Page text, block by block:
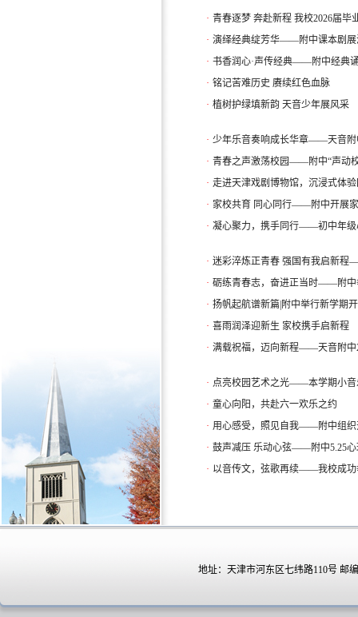
· 青春逐梦 奔赴新程 我校2026届毕
· 演绎经典绽芳华——附中课本剧展
· 书香润心·声传经典——附中经典
· 铭记苦难历史 赓续红色血脉
· 植树护绿填新韵 天音少年展风采
· 少年乐音奏响成长华章——天音附
· 青春之声激荡校园——附中“声动
· 走进天津戏剧博物馆，沉浸式体
· 家校共育 同心同行——附中开展
· 凝心聚力，携手同行——初中年级
· 迷彩淬炼正青春 强国有我启新程
· 砺练青春志，奋进正当时——附中
· 扬帆起航谱新篇|附中举行新学期
· 喜雨润泽迎新生 家校携手启新程
· 满载祝福，迈向新程——天音附中
· 点亮校园艺术之光——本学期小音
· 童心向阳，共赴六一欢乐之约
· 用心感受，照见自我——附中组织
· 鼓声减压 乐动心弦——附中5.25心
· 以音传文，弦歌再续——我校成功
地址：天津市河东区七纬路110号 邮